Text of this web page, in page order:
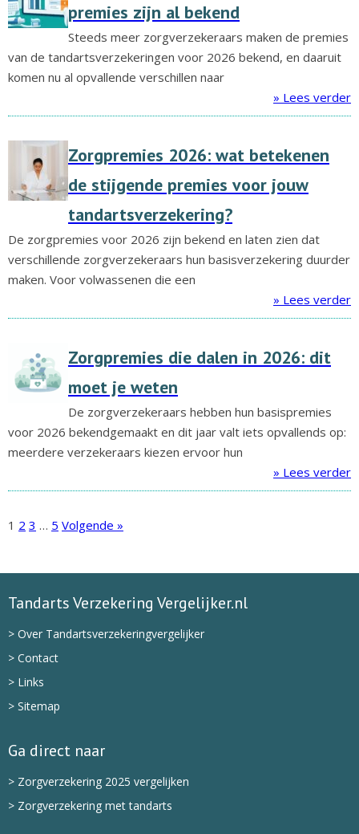
premies zijn al bekend
Steeds meer zorgverzekeraars maken de premies
van de tandartsverzekeringen voor 2026 bekend, en daaruit
komen nu al opvallende verschillen naar
» Lees verder
Zorgpremies 2026: wat betekenen
de stijgende premies voor jouw
tandartsverzekering?
De zorgpremies voor 2026 zijn bekend en laten zien dat
verschillende zorgverzekeraars hun basisverzekering duurder
maken. Voor volwassenen die een
» Lees verder
Zorgpremies die dalen in 2026: dit
moet je weten
De zorgverzekeraars hebben hun basispremies
voor 2026 bekendgemaakt en dit jaar valt iets opvallends op:
meerdere verzekeraars kiezen ervoor hun
» Lees verder
1 2 3 … 5 Volgende »
Tandarts Verzekering Vergelijker.nl
> Over Tandartsverzekeringvergelijker
> Contact
> Links
> Sitemap
Ga direct naar
> Zorgverzekering 2025 vergelijken
> Zorgverzekering met tandarts